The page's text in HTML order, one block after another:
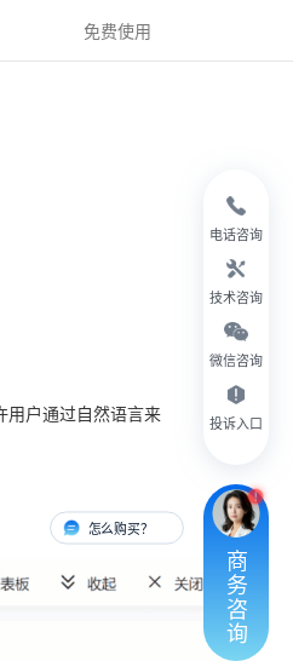
免费使用
用户通过自然语言来
电话咨询
技术咨询
微信咨询
投诉入口
怎么购买？ 有人对接
商
务
咨
询